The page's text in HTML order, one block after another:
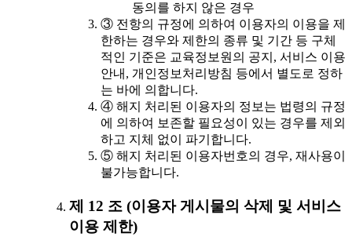
동의를 하지 않은 경우
③ 전항의 규정에 의하여 이용자의 이용을 제
한하는 경우와 제한의 종류 및 기간 등 구체
적인 기준은 교육정보원의 공지, 서비스 이용
안내, 개인정보처리방침 등에서 별도로 정하
는 바에 의합니다.
④ 해지 처리된 이용자의 정보는 법령의 규정
에 의하여 보존할 필요성이 있는 경우를 제외
하고 지체 없이 파기합니다.
⑤ 해지 처리된 이용자번호의 경우, 재사용이
불가능합니다.
제 12 조 (이용자 게시물의 삭제 및 서비스
이용 제한)